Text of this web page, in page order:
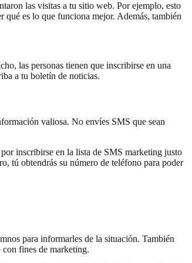
las visitas a tu sitio web. Por ejemplo, esto
qué es lo que funciona mejor. Además, también
las personas tienen que inscribirse en una
a tu boletín de noticias.
valiosa. No envíes SMS que sean
inscribirse en la lista de SMS marketing justo
tú obtendrás su número de teléfono para poder
para informarles de la situación. También
con fines de marketing.